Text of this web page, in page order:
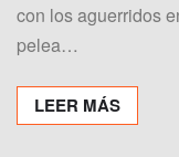
con los aguerridos
pelea…
LEER MÁS